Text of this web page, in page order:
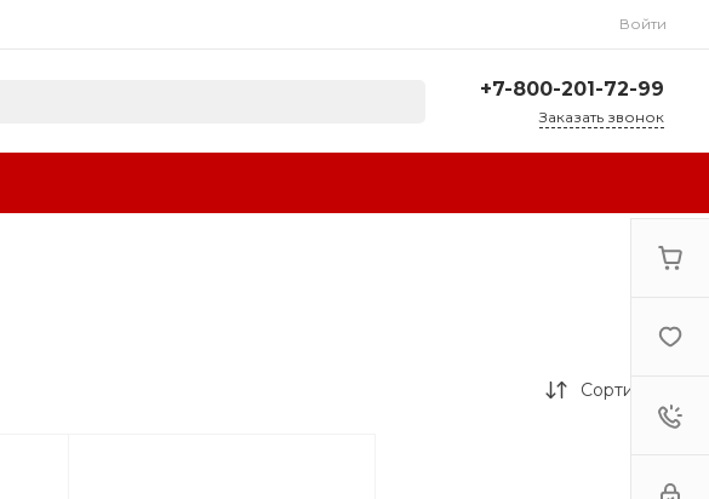
Войти
+7-800-201-72-99
Авиационная, 3А
Заказать звонок
Сортировка